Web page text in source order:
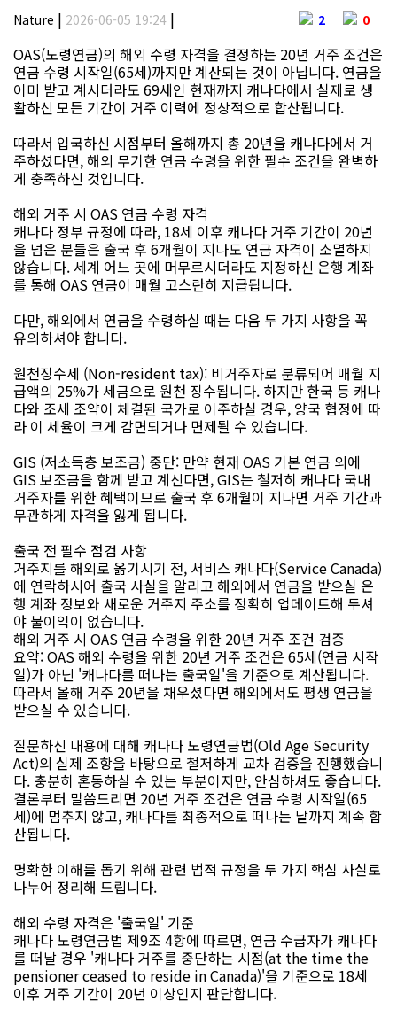
Nature | 2026-06-05 19:24 | 2 0
OAS(노령연금)의 해외 수령 자격을 결정하는 20년 거주 조건은
연금 수령 시작일(65세)까지만 계산되는 것이 아닙니다. 연금을
이미 받고 계시더라도 69세인 현재까지 캐나다에서 실제로 생
활하신 모든 기간이 거주 이력에 정상적으로 합산됩니다.
따라서 입국하신 시점부터 올해까지 총 20년을 캐나다에서 거
주하셨다면, 해외 무기한 연금 수령을 위한 필수 조건을 완벽하
게 충족하신 것입니다.
해외 거주 시 OAS 연금 수령 자격
캐나다 정부 규정에 따라, 18세 이후 캐나다 거주 기간이 20년
을 넘은 분들은 출국 후 6개월이 지나도 연금 자격이 소멸하지
않습니다. 세계 어느 곳에 머무르시더라도 지정하신 은행 계좌
를 통해 OAS 연금이 매월 고스란히 지급됩니다.
다만, 해외에서 연금을 수령하실 때는 다음 두 가지 사항을 꼭
유의하셔야 합니다.
원천징수세 (Non-resident tax): 비거주자로 분류되어 매월 지
급액의 25%가 세금으로 원천 징수됩니다. 하지만 한국 등 캐나
다와 조세 조약이 체결된 국가로 이주하실 경우, 양국 협정에 따
라 이 세율이 크게 감면되거나 면제될 수 있습니다.
GIS (저소득층 보조금) 중단: 만약 현재 OAS 기본 연금 외에
GIS 보조금을 함께 받고 계신다면, GIS는 철저히 캐나다 국내
거주자를 위한 혜택이므로 출국 후 6개월이 지나면 거주 기간과
무관하게 자격을 잃게 됩니다.
출국 전 필수 점검 사항
거주지를 해외로 옮기시기 전, 서비스 캐나다(Service Canada)
에 연락하시어 출국 사실을 알리고 해외에서 연금을 받으실 은
행 계좌 정보와 새로운 거주지 주소를 정확히 업데이트해 두셔
야 불이익이 없습니다.
해외 거주 시 OAS 연금 수령을 위한 20년 거주 조건 검증
요약: OAS 해외 수령을 위한 20년 거주 조건은 65세(연금 시작
일)가 아닌 '캐나다를 떠나는 출국일'을 기준으로 계산됩니다.
따라서 올해 거주 20년을 채우셨다면 해외에서도 평생 연금을
받으실 수 있습니다.
질문하신 내용에 대해 캐나다 노령연금법(Old Age Security
Act)의 실제 조항을 바탕으로 철저하게 교차 검증을 진행했습니
다. 충분히 혼동하실 수 있는 부분이지만, 안심하셔도 좋습니다.
결론부터 말씀드리면 20년 거주 조건은 연금 수령 시작일(65
세)에 멈추지 않고, 캐나다를 최종적으로 떠나는 날까지 계속 합
산됩니다.
명확한 이해를 돕기 위해 관련 법적 규정을 두 가지 핵심 사실로
나누어 정리해 드립니다.
해외 수령 자격은 '출국일' 기준
캐나다 노령연금법 제9조 4항에 따르면, 연금 수급자가 캐나다
를 떠날 경우 '캐나다 거주를 중단하는 시점(at the time the
pensioner ceased to reside in Canada)'을 기준으로 18세
이후 거주 기간이 20년 이상인지 판단합니다.